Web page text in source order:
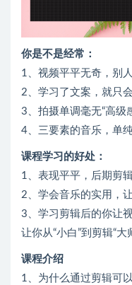
你是不是经常：
1、视频平平无奇，别
2、学习了文案，就只
3、拍摄单调毫无“高级
4、三要素的音乐，单
课程学习的好处：
1、表现平平，后期剪
2、学会音乐的实用，
3、学习剪辑后的你让
让你从“小白”到剪辑“大
课程介绍
1、为什么通过剪辑可